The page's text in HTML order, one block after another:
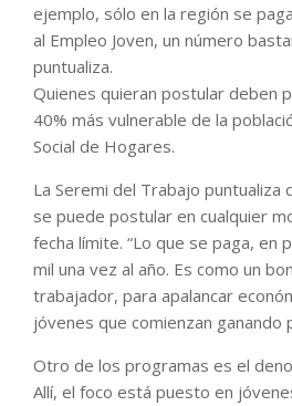
ejemplo, sólo en la región se
al Empleo Joven, un número
puntualiza.
Quienes quieran postular deben
40% más vulnerable de la
Social de Hogares.
La Seremi del Trabajo puntualiza
se puede postular en cualquier
fecha límite. “Lo que se paga, en
mil una vez al año. Es como un
trabajador, para apalancar
jóvenes que comienzan ganando
Otro de los programas es el
Allí, el foco está puesto en